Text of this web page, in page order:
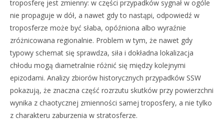
troposferę jest zmienny: w części przypadków sygnał w ogóle
nie propaguje w dół, a nawet gdy to nastąpi, odpowiedź w
troposferze może być słaba, opóźniona albo wyraźnie
zróżnicowana regionalnie. Problem w tym, że nawet gdy
typowy schemat się sprawdza, siła i dokładna lokalizacja
chłodu mogą diametralnie różnić się między kolejnymi
epizodami. Analizy zbiorów historycznych przypadków SSW
pokazują, że znaczna część rozrzutu skutków przy powierzchni
wynika z chaotycznej zmienności samej troposfery, a nie tylko
z charakteru zaburzenia w stratosferze.